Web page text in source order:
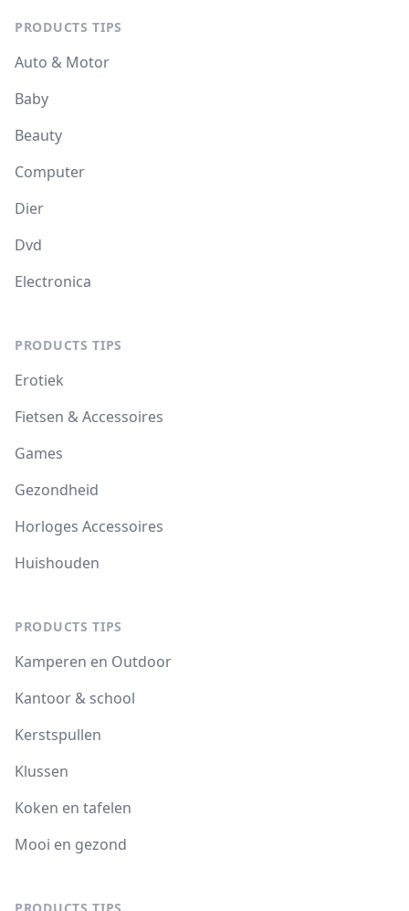
PRODUCTS TIPS
Auto & Motor
Baby
Beauty
Computer
Dier
Dvd
Electronica
PRODUCTS TIPS
Erotiek
Fietsen & Accessoires
Games
Gezondheid
Horloges Accessoires
Huishouden
PRODUCTS TIPS
Kamperen en Outdoor
Kantoor & school
Kerstspullen
Klussen
Koken en tafelen
Mooi en gezond